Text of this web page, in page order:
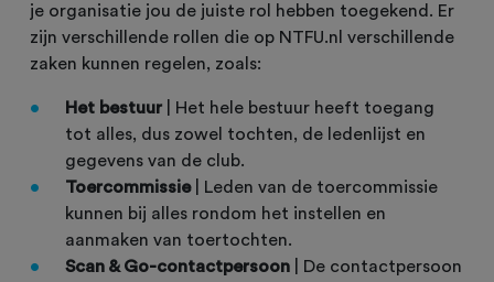
je organisatie jou de juiste rol hebben toegekend. Er
zijn verschillende rollen die op NTFU.nl verschillende
zaken kunnen regelen, zoals:
Het bestuur | Het hele bestuur heeft toegang
tot alles, dus zowel tochten, de ledenlijst en
gegevens van de club.
Toercommissie
| Leden van de toercommissie
kunnen bij alles rondom het instellen en
aanmaken van toertochten.
Scan & Go-contactpersoon | De contactpersoon